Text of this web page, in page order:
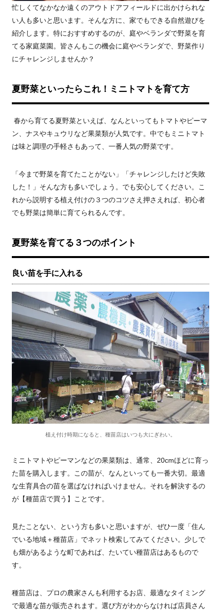
忙しくてなかなか遠くのアウトドアフィールドに出かけられな
い人も多いと思います。そんな方に、家でもできる自然遊びを
紹介します。特におすすめするのが、庭やベランダで野菜を育
てる家庭菜園。皆さんもこの機会に庭やベランダで、野菜作り
にチャレンジしませんか？
夏野菜といったらこれ！ミニトマトを育て方
春から育てる夏野菜といえば、なんといってもトマトやピーマ
ン、ナスやキュウリなど果菜類が人気です。中でもミニトマト
は味と調理の手軽さもあって、一番人気の野菜です。
「今まで野菜を育てたことがない」「チャレンジしたけど失敗
した！」そんな方も多いでしょう。でも安心してください。こ
れから説明する植え付けの３つのコツさえ押さえれば、初心者
でも野菜は簡単に育てられるんです。
夏野菜を育てる３つのポイント
良い苗を手に入れる
植え付け時期になると、種苗店はいつも大にぎわい。
ミニトマトやピーマンなどの果菜類は、通常、 20cmほどに育っ
た苗を購入します。この苗が、なんといっても一番大切。最適
な生育具合の苗を選ばなければいけません。それを解決するの
が【種苗店で買う】ことです。
見たことない、という方も多いと思いますが、ぜひ一度「住ん
でいる地域＋種苗店」でネット検索してみてください。少しで
も畑があるような町であれば、たいてい種苗店はあるもので
す。
種苗店は、プロの農家さんも利用するお店、最適なタイミング
で最適な苗が販売されます。選び方がわからなければ店員さん